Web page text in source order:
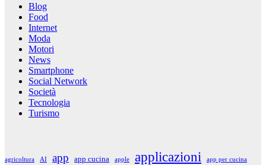
Blog
Food
Internet
Moda
Motori
News
Smartphone
Social Network
Società
Tecnologia
Turismo
agricoltura AI app app cucina apple applicazioni app per cucina